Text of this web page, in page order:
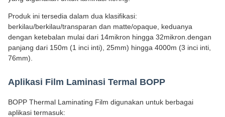
Produk ini tersedia dalam dua klasifikasi:
berkilau/berkilau/transparan dan matte/opaque, keduanya
dengan ketebalan mulai dari 14mikron hingga 32mikron.dengan
panjang dari 150m (1 inci inti), 25mm) hingga 4000m (3 inci inti,
76mm).
Aplikasi Film Laminasi Termal BOPP
BOPP Thermal Laminating Film digunakan untuk berbagai
aplikasi termasuk: